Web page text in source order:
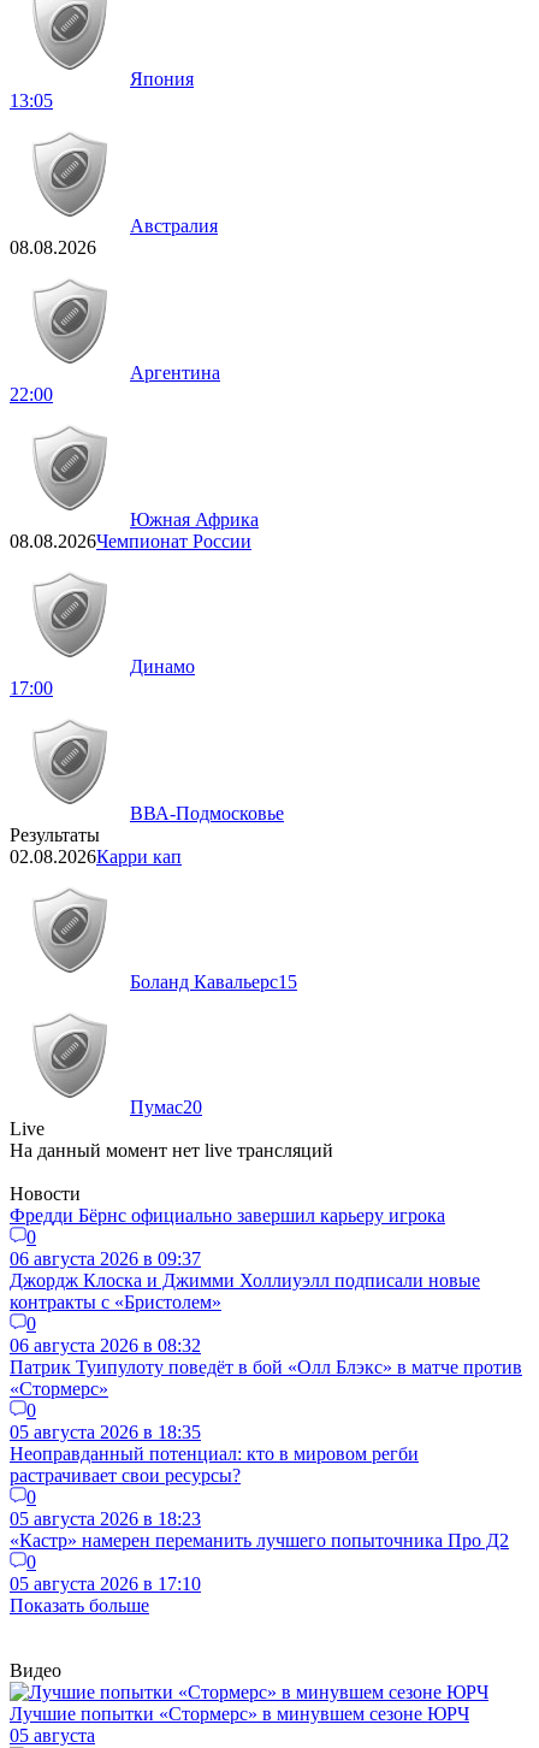
Япония
13:05
Австралия
08.08.2026
Аргентина
22:00
Южная Африка
08.08.2026Чемпионат России
Динамо
17:00
ВВА-Подмосковье
Результаты
02.08.2026Карри кап
Боланд Кавальерс15
Пумас20
Live
На данный момент нет live трансляций
Новости
Фредди Бёрнс официально завершил карьеру игрока
0
06 августа 2026 в 09:37
Джордж Клоска и Джимми Холлиуэлл подписали новые
контракты с «Бристолем»
0
06 августа 2026 в 08:32
Патрик Туипулоту поведёт в бой «Олл Блэкс» в матче против
«Стормерс»
0
05 августа 2026 в 18:35
Неоправданный потенциал: кто в мировом регби
растрачивает свои ресурсы?
0
05 августа 2026 в 18:23
«Кастр» намерен переманить лучшего попыточника Про Д2
0
05 августа 2026 в 17:10
Показать больше
Видео
Лучшие попытки «Стормерс» в минувшем сезоне ЮРЧ
05 августа